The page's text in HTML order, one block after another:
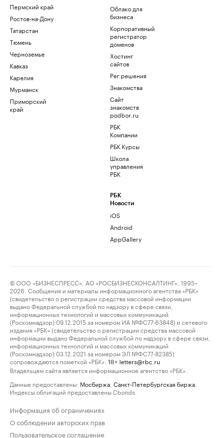
Пермский край
Ростов-на-Дону
Татарстан
Тюмень
Черноземье
Кавказ
Карелия
Мурманск
Приморский
край
Облако для
бизнеса
Корпоративный
регистратор
доменов
Хостинг
сайтов
Рег.решения
Знакомства
Сайт
знакомств
podbor.ru
РБК
Компании
РБК Курсы
Школа
управления
РБК
РБК
Новости
iOS
Android
AppGallery
© ООО «БИЗНЕСПРЕСС», АО «РОСБИЗНЕСКОНСАЛТИНГ», 1995–
2026. Сообщения и материалы информационного агентства «РБК»
(свидетельство о регистрации средства массовой информации
выдано Федеральной службой по надзору в сфере связи,
информационных технологий и массовых коммуникаций
(Роскомнадзор) 09.12.2015 за номером ИА №ФС77-63848) и сетевого
издания «РБК» (свидетельство о регистрации средства массовой
информации выдано Федеральной службой по надзору в сфере связи,
информационных технологий и массовых коммуникаций
(Роскомнадзор) 03.12.2021 за номером ЭЛ №ФС77-82385)
сопровождаются пометкой «РБК».
18+ letters@rbc.ru
Владельцем сайта является информационное агентство «РБК».
Данные предоставлены: Мосбиржа Санкт-Петербургская биржа
Индексы облигаций предоставлены Cbonds.
Информация об ограничениях
О соблюдении авторских прав
Пользовательское соглашение